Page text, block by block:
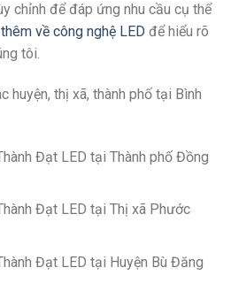
chỉnh để đáp ứng nhu cầu cụ thể
về công nghệ LED để hiểu rõ
tôi.
huyện, thị xã, thành phố tại Bình
Đạt LED tại Thành phố Đồng
Đạt LED tại Thị xã Phước
Đạt LED tại Huyện Bù Đăng